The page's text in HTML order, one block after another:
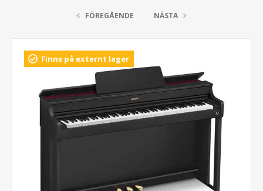
FÖREGÅENDE NÄSTA
Finns på externt lager